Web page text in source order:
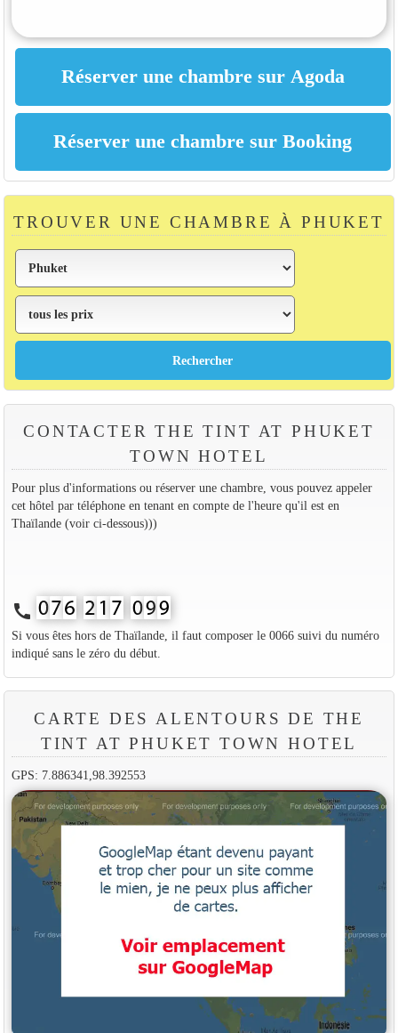
TROUVER UNE CHAMBRE À PHUKET
CONTACTER THE TINT AT PHUKET
TOWN HOTEL
Pour plus d'informations ou réserver une chambre, vous pouvez appeler
cet hôtel par téléphone en tenant en compte de l'heure qu'il est en
Thaïlande (voir ci-dessous)))
call
Si vous êtes hors de Thaïlande, il faut composer le 0066 suivi du numéro
indiqué sans le zéro du début.
CARTE DES ALENTOURS DE THE
TINT AT PHUKET TOWN HOTEL
GPS: 7.886341,98.392553